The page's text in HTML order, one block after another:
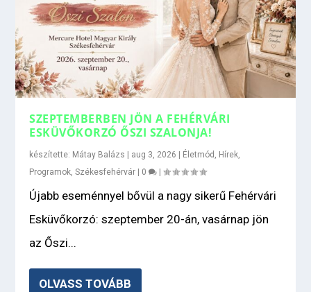
SZEPTEMBERBEN JÖN A FEHÉRVÁRI
ESKÜVŐKORZÓ ŐSZI SZALONJA!
készítette: Mátay Balázs aug 3, 2026 Életmód , Hírek,
Programok,Székesfehérvár 0 |
Újabb eseménnyel bővül a nagy sikerű Fehérvári
Esküvőkorzó: szeptember 20-án, vasárnap jön
az Őszi...
OLVASS TOVÁBB